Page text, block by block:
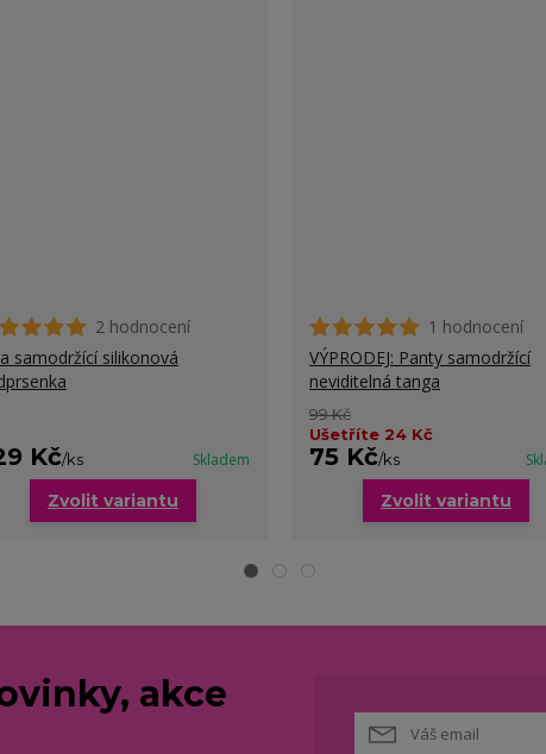
2 hodnocení
samodržící silikonová
Kč/ks Skladem
Zvolit variantu
1 hodnocení
VÝPRODEJ: Panty samodržící
neviditelná tanga
99 Kč
Ušetříte 24 Kč
75 Kč/ks
Zvolit variantu
akce